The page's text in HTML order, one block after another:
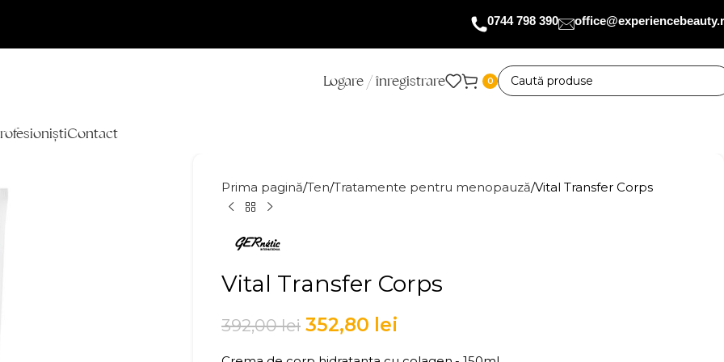
0744 798 390
Logare / înregistrare 0
Contact
Prima pagină Ten Tratamente pentru menopauză Vital Transfer Corps
Vital Transfer Corps
392,00lei 352,80 lei